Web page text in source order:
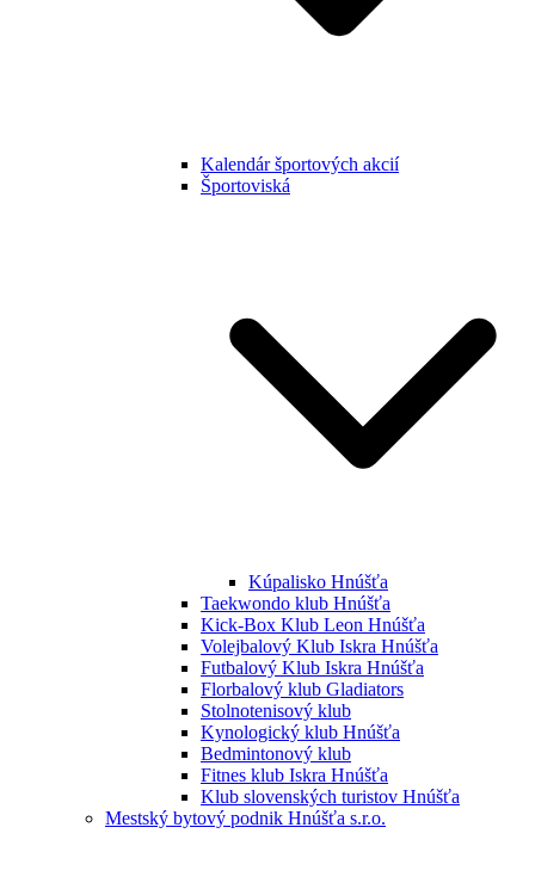
Kalendár športových akcií
Športoviská
Kúpalisko Hnúšťa
Taekwondo klub Hnúšťa
Kick-Box Klub Leon Hnúšťa
Volejbalový Klub Iskra Hnúšťa
Futbalový Klub Iskra Hnúšťa
Florbalový klub Gladiators
Stolnotenisový klub
Kynologický klub Hnúšťa
Bedmintonový klub
Fitnes klub Iskra Hnúšťa
Klub slovenských turistov Hnúšťa
Mestský bytový podnik Hnúšťa s.r.o.